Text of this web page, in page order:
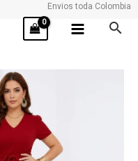
Envios toda Colombia